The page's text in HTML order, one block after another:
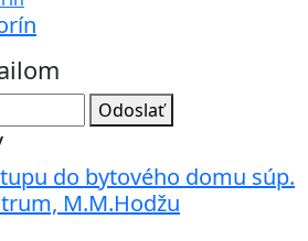
Odoslať
do bytového domu súp.
M.M.Hodžu